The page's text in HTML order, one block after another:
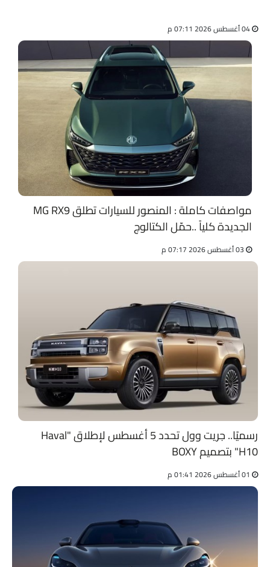
مواصفات كاملة : المنصور للسيارات تطلق MG RX9
الجديدة كلياً ..حمّل الكتالوج
رسميًا.. جريت وول تحدد 5 أغسطس لإطلاق "Haval
H10" بتصميم BOXY